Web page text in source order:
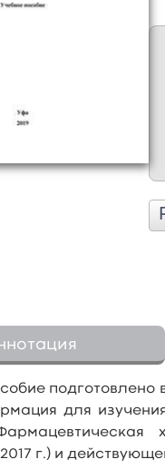
для
г.) и